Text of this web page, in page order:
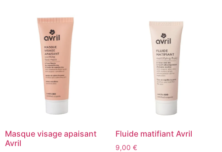
Masque visage apaisant
Avril
Fluide matifiant Avril
9,00 €